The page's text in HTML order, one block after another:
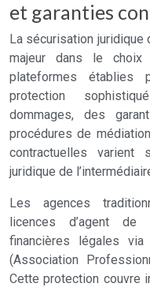
et garanties
La sécurisation juridique
majeur dans le choix
plateformes établies
protection
dommages, des
procédures de
contractuelles varient
juridique de
Les agences
licences d’agent de
financières légales via
(Association
Cette protection couvre